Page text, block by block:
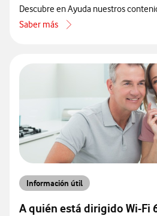
Descubre en Ayuda nuestros
Saber más
acerca de Conoce la sección de
Información útil
A quién está dirigido Wi-Fi